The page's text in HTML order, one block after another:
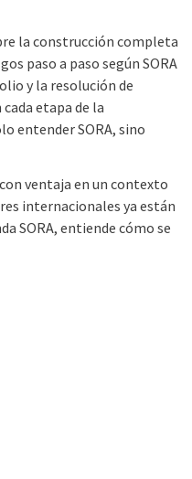
la construcción completa
paso a paso según SORA
y la resolución de
etapa de la
entender SORA, sino
ventaja en un contexto
internacionales ya están
SORA, entiende cómo se